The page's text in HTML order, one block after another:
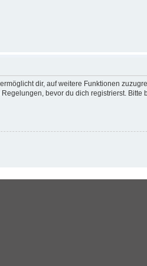
dir, auf weitere Funktionen
bevor du dich registrierst. Bitte